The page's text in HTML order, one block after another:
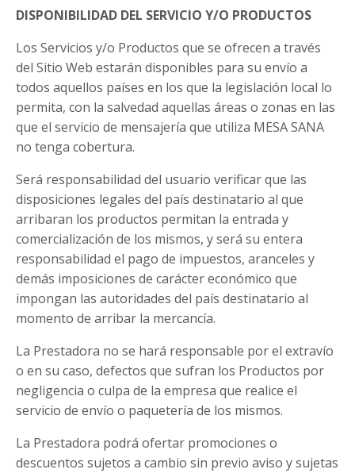
DISPONIBILIDAD DEL SERVICIO Y/O PRODUCTOS
Los Servicios y/o Productos que se ofrecen a través
del Sitio Web estarán disponibles para su envío a
todos aquellos países en los que la legislación local lo
permita, con la salvedad aquellas áreas o zonas en las
que el servicio de mensajería que utiliza MESA SANA
no tenga cobertura.
Será responsabilidad del usuario verificar que las
disposiciones legales del país destinatario al que
arribaran los productos permitan la entrada y
comercialización de los mismos, y será su entera
responsabilidad el pago de impuestos, aranceles y
demás imposiciones de carácter económico que
impongan las autoridades del país destinatario al
momento de arribar la mercancía.
La Prestadora no se hará responsable por el extravío
o en su caso, defectos que sufran los Productos por
negligencia o culpa de la empresa que realice el
servicio de envío o paquetería de los mismos.
La Prestadora podrá ofertar promociones o
descuentos sujetos a cambio sin previo aviso y sujetas